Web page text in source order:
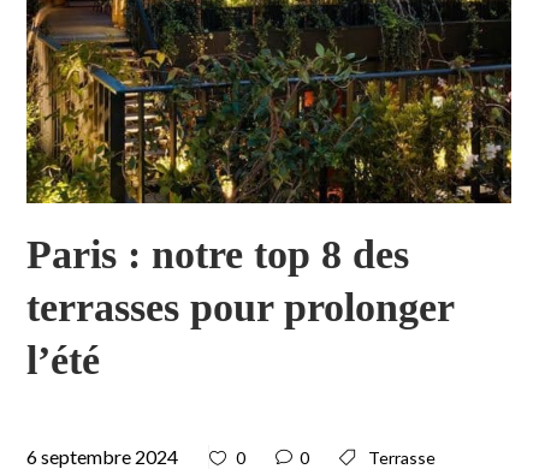
Paris : notre top 8 des
terrasses pour prolonger
l’été
6 septembre 2024 0 0 Terrasse